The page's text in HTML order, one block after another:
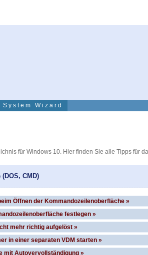
Wizard
für Windows 10. Hier finden Sie alle Tipps für
CMD)
Öffnen der Kommandozeilenoberfläche »
festlegen »
mehr richtig aufgelöst »
in einer separaten VDM starten »
mit Autovervollständigung »